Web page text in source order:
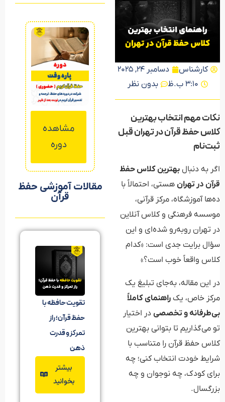
کارشناس
دسامبر 24, 2025
3:10 ب.ظ
بدون نظر
نکات مهم انتخاب بهترین
کلاس حفظ قرآن در تهران قبل
ثبت‌نام
اگر به دنبال بهترین کلاس حفظ
قرآن در تهران هستی، احتمالاً با
ده‌ها آموزشگاه، مرکز قرآنی،
موسسه فرهنگی و کلاس آنلاین
در تهران روبه‌رو شده‌ای و این
سؤال برایت جدی است: «کدام
کلاس واقعاً خوب است؟»
در این مقاله، به‌جای تبلیغ یک
مرکز خاص، یک راهنمای کاملاً
بی‌طرفانه و تخصصی در اختیار
تو می‌گذاریم تا بتوانی بهترین
کلاس حفظ قرآن را متناسب با
شرایط خودت انتخاب کنی؛ چه
برای کودک، چه نوجوان و چه
بزرگسال.
مشاهده
دوره
مشاهده
دوره
مشاهده
دوره
مقالات آموزشی حفظ
قرآن
تقویت حافظه با
حفظ قرآن؛ راز
تمرکز و قدرت
ذهن
بیشتر
بخوانید